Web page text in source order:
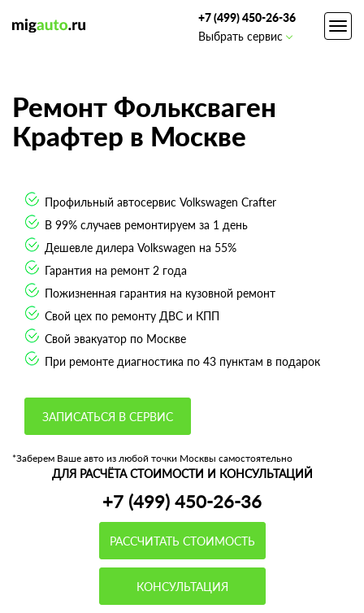
+7 (499) 450-26-36
Выбрать сервис
Ремонт Фольксваген
Крафтер в Москве
Профильный автосервис Volkswagen Crafter
В 99% случаев ремонтируем за 1 день
Дешевле дилера Volkswagen на 55%
Гарантия на ремонт 2 года
Пожизненная гарантия на кузовной ремонт
Свой цех по ремонту ДВС и КПП
Свой эвакуатор по Москве
При ремонте диагностика по 43 пунктам в подарок
ЗАПИСАТЬСЯ В СЕРВИС
*Заберем Ваше авто из любой точки Москвы самостоятельно
ДЛЯ РАСЧЁТА СТОИМОСТИ И КОНСУЛЬТАЦИЙ
+7 (499) 450-26-36
РАССЧИТАТЬ СТОИМОСТЬ
КОНСУЛЬТАЦИЯ